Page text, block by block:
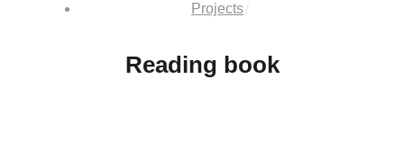
Reading book
Projects